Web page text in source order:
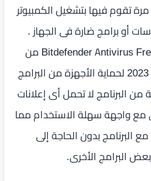
تقوم فيها بتشغيل الكمبيوتر
أو برامج ضارة فى الجهاز .
لذلك، يعد برنامج Bitdefender Antivirus Free Edition من
أفضل البرامج المجانية فى 2023 لحماية الأجهزة من البرامج
البرنامج لا تحمل أى إعلانات
مع واجهة سهلة الاستخدام مما
البرنامج بدون الحاجة إلى
البرامج الأخرى.